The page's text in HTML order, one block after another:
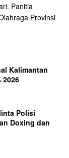
Panitia
Provinsi
Kalimantan
2026
Polisi
Doxing dan